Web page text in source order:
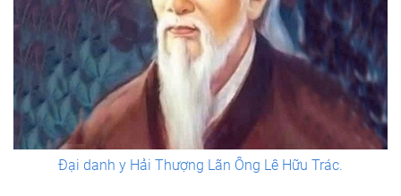
Đại danh y Hải Thượng Lãn Ông Lê Hữu Trác.